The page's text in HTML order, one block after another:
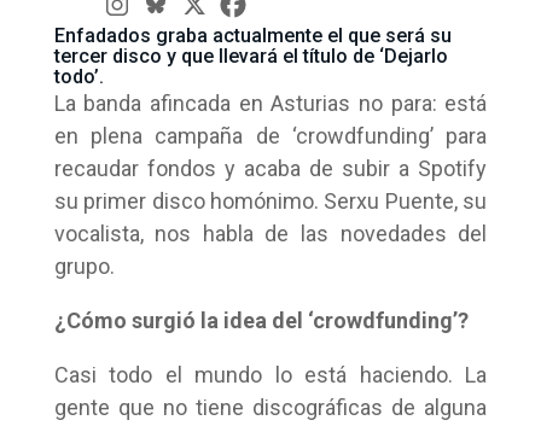
Enfadados graba actualmente el que será su
tercer disco y que llevará el título de ‘Dejarlo
todo’.
La banda afincada en Asturias no para: está
en plena campaña de ‘crowdfunding’ para
recaudar fondos y acaba de subir a Spotify
su primer disco homónimo. Serxu Puente, su
vocalista, nos habla de las novedades del
grupo.
¿Cómo surgió la idea del ‘crowdfunding’?
Casi todo el mundo lo está haciendo. La
gente que no tiene discográficas de alguna